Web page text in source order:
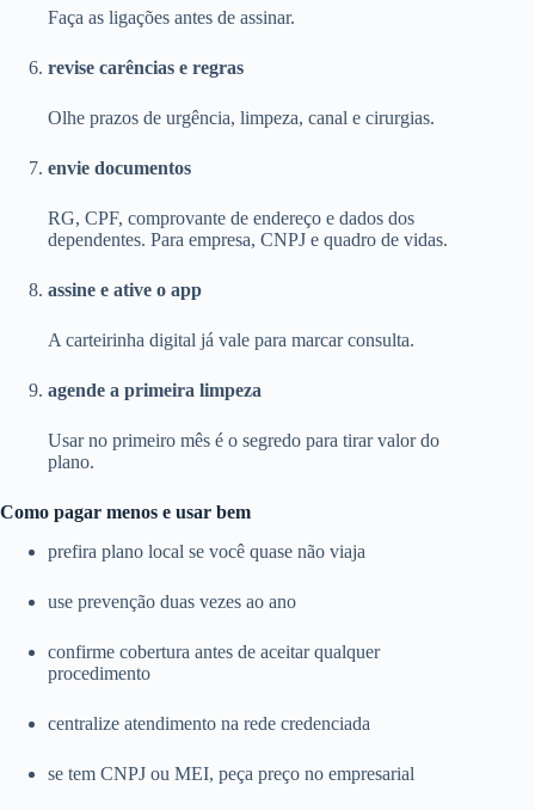
Faça as ligações antes de assinar.
revise carências e regras
Olhe prazos de urgência, limpeza, canal e cirurgias.
envie documentos
RG, CPF, comprovante de endereço e dados dos
dependentes. Para empresa, CNPJ e quadro de vidas.
assine e ative o app
A carteirinha digital já vale para marcar consulta.
agende a primeira limpeza
Usar no primeiro mês é o segredo para tirar valor do
plano.
Como pagar menos e usar bem
prefira plano local se você quase não viaja
use prevenção duas vezes ao ano
confirme cobertura antes de aceitar qualquer
procedimento
centralize atendimento na rede credenciada
se tem CNPJ ou MEI, peça preço no empresarial